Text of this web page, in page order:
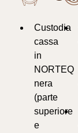
Custodia
cassa
in
NORTEQ
nera
(parte
superiore
e